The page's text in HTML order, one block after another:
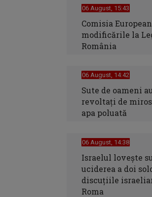
06 August, 15:43
Comisia
modificările la
România
06 August, 14:42
Sute de oameni
revoltați de
apa poluată
06 August, 14:38
Israelul loveşte
uciderea a doi
discuţiile
Roma